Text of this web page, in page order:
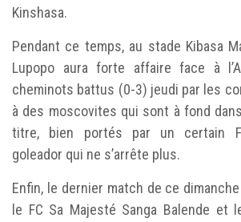
Kinshasa.
Pendant ce temps, au stade Kibasa
Lupopo aura forte affaire face à
cheminots battus (0-3) jeudi par les
à des moscovites qui sont à fond
titre, bien portés par un certain
goleador qui ne s’arrête plus.
Enfin, le dernier match de ce
le FC Sa Majesté Sanga Balende et